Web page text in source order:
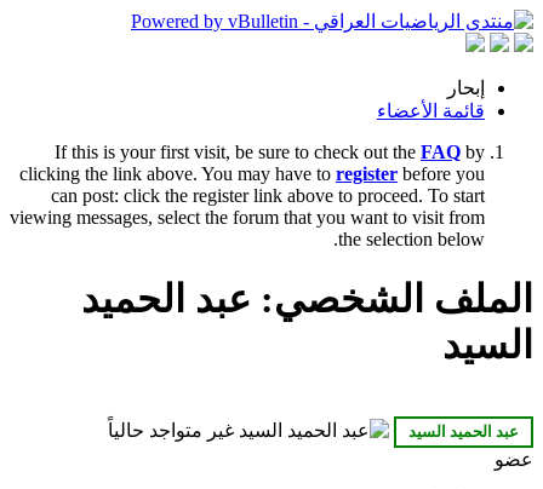
إبحار
قائمة الأعضاء
If this is your first visit, be sure to check out the FAQ by
clicking the link above. You may have to register before you
can post: click the register link above to proceed. To start
viewing messages, select the forum that you want to visit from
the selection below.
الملف الشخصي: عبد الحميد
السيد
عضو